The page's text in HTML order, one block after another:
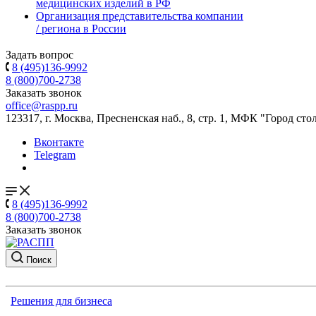
медицинских изделий в РФ
Организация представительства компании
/ региона в России
Задать вопрос
8 (495)136-9992
8 (800)700-2738
Заказать звонок
office@raspp.ru
123317, г. Москва, Пресненская наб., 8, стр. 1, МФК "Город
Вконтакте
Telegram
8 (495)136-9992
8 (800)700-2738
Заказать звонок
Поиск
Решения для бизнеса